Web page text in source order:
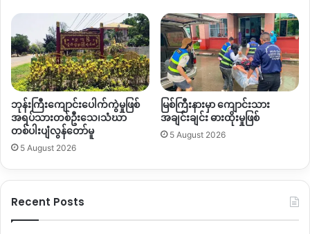
တွေထဲမှာလည်း စည်းကမ်းမဲ့မောင်းနှင်သူတွေ များပြားလာတယ်
လို့ သိရပါတယ်။
မြစ်ကြီးနားမှာ မတ်လကလည်း ယာဉ်တိုက်မှုပေါင်း ၂၆ကြိမ် ဖြစ်ပွား
ခဲ့ပြီး အမျိုးသားတစ်ဦး သေဆုံးခဲ့သလို၊ ဖေဖော်ဝါရီလမှာ ယာဉ်
မတော်တဆမှု ၂၃ ခု၊ ဇန်နဝါရီလမှ ၃၁ ကြိမ်ထိရှိခဲ့ပါတယ်။
လတ်တလောဖြစ်ပွားနေတဲ့
လမ်းစည်းကမ်းမလိုက်နာမှုတွေကြောင့် ဖြစ်တယ်လို့လည်း သိရပါ
တယ်။
ဘုန်းကြီးကျောင်းပေါက်ကွဲမှုဖြစ်
အရပ်သားတစ်ဦးသေ၊သံဃာ
တစ်ပါးပျံလွန်တော်မူ
5 August 2026
မြစ်ကြီးနားမှာ ကျောင်းသား
အချင်းချင်း ဓားထိုးမှုဖြစ်
5 August 2026
Recent Posts